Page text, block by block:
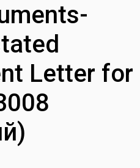
Letter for